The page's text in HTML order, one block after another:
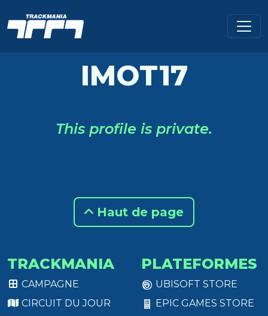
IMOT17
This profile is private.
Haut de page
TRACKMANIA
CAMPAGNE
CIRCUIT DU JOUR
PLATEFORMES
UBISOFT STORE
EPIC GAMES STORE